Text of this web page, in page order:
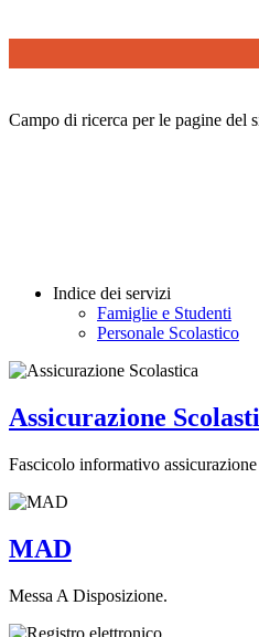
Campo di ricerca per le pagine del
Indice dei servizi
Famiglie e Studenti
Personale Scolastico
Assicurazione
Fascicolo informativo assicurazione
MAD
Messa A Disposizione.